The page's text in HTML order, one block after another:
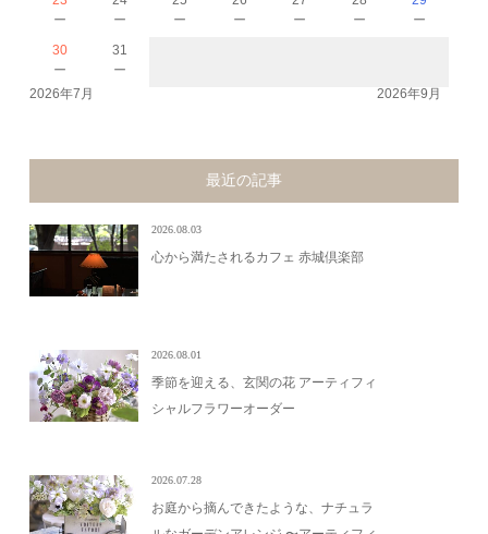
－ － － － － － －
30
－
31
－
2026年7月 2026年9月
最近の記事
2026.08.03
心から満たされるカフェ 赤城倶楽部
2026.08.01
季節を迎える、玄関の花 アーティフィ
シャルフラワーオーダー
2026.07.28
お庭から摘んできたような、ナチュラ